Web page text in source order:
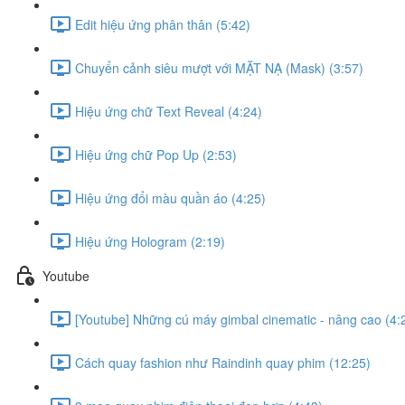
Edit hiệu ứng phân thân (5:42)
Chuyển cảnh siêu mượt với MẶT NẠ (Mask) (3:57)
Hiệu ứng chữ Text Reveal (4:24)
Hiệu ứng chữ Pop Up (2:53)
Hiệu ứng đổi màu quần áo (4:25)
Hiệu ứng Hologram (2:19)
Youtube
[Youtube] Những cú máy gimbal cinematic - nâng cao
Cách quay fashion như Raindinh quay phim (12:25)